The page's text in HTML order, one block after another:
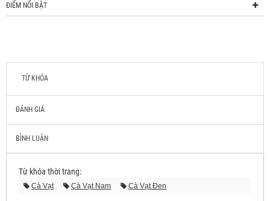
ĐIỂM NỔI BẬT
TỪ KHÓA
ĐÁNH GIÁ
BÌNH LUẬN
Từ khóa thời trang:
Cà Vạt Cà Vạt Nam Cà Vạt Đen